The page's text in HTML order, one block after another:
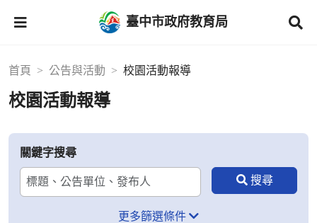
臺中市政府教育局
首頁 公告與活動 校園活動報導
校園活動報導
關鍵字搜尋
更多篩選條件